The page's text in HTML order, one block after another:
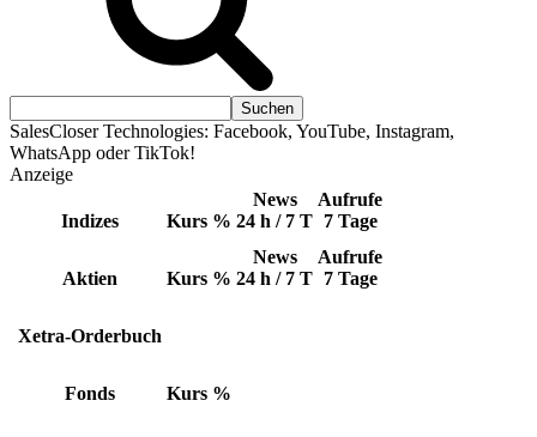
SalesCloser Technologies: Facebook, YouTube, Instagram,
WhatsApp oder TikTok!
Anzeige
Indizes Kurs %
News
24 h / 7 T
Aufrufe
7 Tage
Aktien Kurs %
News
24 h / 7 T
Aufrufe
7 Tage
Xetra-Orderbuch
Fonds Kurs %